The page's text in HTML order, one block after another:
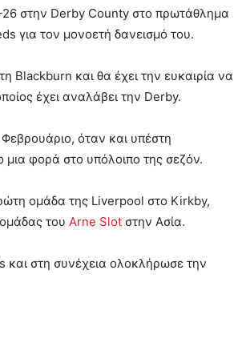
26 στην Derby County στο πρωτάθλημα
για τον μονοετή δανεισμό του.
και θα έχει την ευκαιρία να
έχει αναλάβει την Derby.
όταν και υπέστη
μια φορά στο υπόλοιπο της σεζόν.
ομάδα της Liverpool στο Kirkby,
του Arne Slot στην Ασία.
στη συνέχεια ολοκλήρωσε την